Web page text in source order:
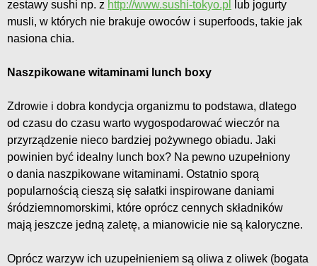
zestawy sushi np. z http://www.sushi-tokyo.pl
lub jogurty
musli, w których nie brakuje owoców i superfoods, takie jak
nasiona chia.
Naszpikowane witaminami lunch boxy
Zdrowie i dobra kondycja organizmu to podstawa, dlatego
od czasu do czasu warto wygospodarować wieczór na
przyrządzenie nieco bardziej pożywnego obiadu. Jaki
powinien być idealny lunch box? Na pewno uzupełniony
o dania naszpikowane witaminami. Ostatnio sporą
popularnością cieszą się sałatki inspirowane daniami
śródziemnomorskimi, które oprócz cennych składników
mają jeszcze jedną zaletę, a mianowicie nie są kaloryczne.
Oprócz warzyw ich uzupełnieniem są oliwa z oliwek (bogata